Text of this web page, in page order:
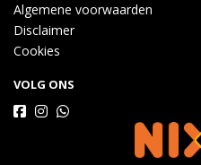
Algemene voorwaarden
Disclaimer
Cookies
VOLG ONS